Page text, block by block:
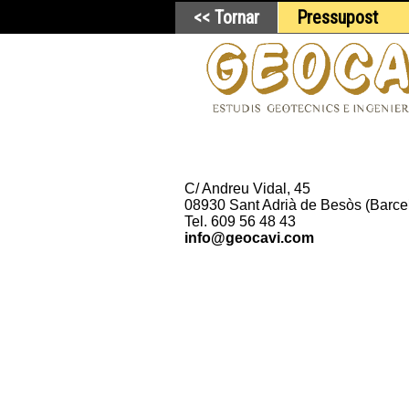
<< Tornar Pressupost
C/ Andreu Vidal, 45
08930 Sant Adrià de Besòs
Tel. 609 56 48 43
info@geocavi.com